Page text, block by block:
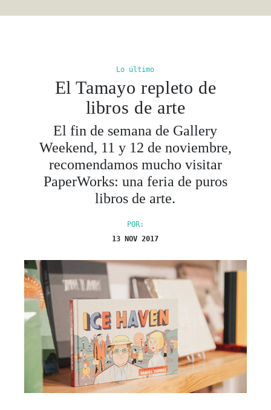
Lo último
El Tamayo repleto de
libros de arte
El fin de semana de Gallery
Weekend, 11 y 12 de noviembre,
recomendamos mucho visitar
PaperWorks: una feria de puros
libros de arte.
POR:
13 NOV 2017